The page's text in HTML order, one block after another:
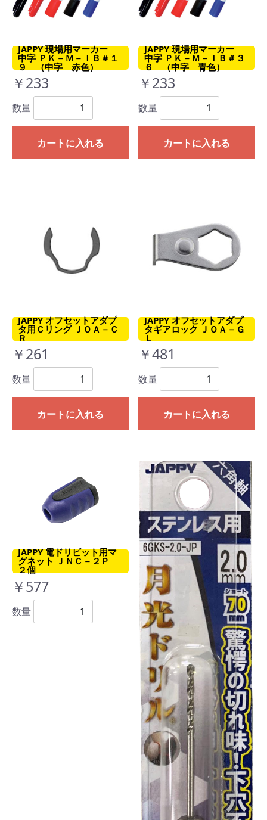
JAPPY 現場用マーカー
中字 ＰＫ－Ｍ－ＩＢ＃１
９ （中字 赤色）
￥233
数量
カートに入れる
JAPPY 現場用マーカー
中字 ＰＫ－Ｍ－ＩＢ＃３
６ （中字 青色）
￥233
数量
カートに入れる
JAPPY オフセットアダプ
タ用Ｃリング ＪＯＡ－Ｃ
Ｒ
￥261
数量
カートに入れる
JAPPY オフセットアダプ
タギアロック ＪＯＡ－Ｇ
Ｌ
￥481
数量
カートに入れる
JAPPY 電ドリビット用マ
グネット ＪＮＣ－２Ｐ
２個
￥577
数量